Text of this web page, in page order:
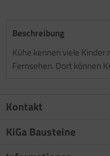
Beschreibung
Kühe kennen viele
Fernsehen. Dort können
Kontakt
KiGa Bausteine